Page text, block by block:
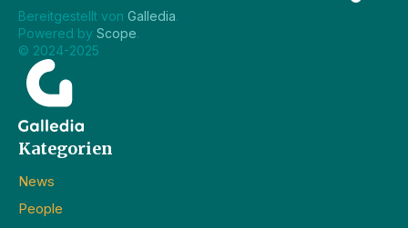
Bereitgestellt von Galledia.
Powered by Scope.
© 2024-2025
Kategorien
News
People